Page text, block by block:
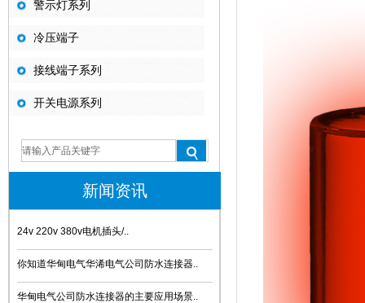
警示灯系列
冷压端子
接线端子系列
开关电源系列
新闻资讯
24v 220v 380v电机插头/..
你知道华甸电气华浠电气公司防水连接器..
华甸电气公司防水连接器的主要应用场景..